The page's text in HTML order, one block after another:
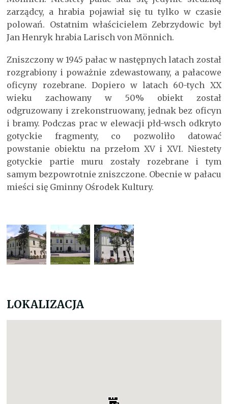
zarządcy, a hrabia pojawiał się tu tylko w czasie
polowań. Ostatnim właścicielem Zebrzydowic był
Jan Henryk hrabia Larisch von Mönnich.
Zniszczony w 1945 pałac w następnych latach został
rozgrabiony i poważnie zdewastowany, a pałacowe
oficyny rozebrane. Dopiero w latach 60-tych XX
wieku zachowany w 50% obiekt został
odgruzowany i zrekonstruowany, jednak bez oficyn
i bramy. Podczas prac w elewacji płd-wsch odkryto
gotyckie fragmenty, co pozwoliło datować
powstanie obiektu na przełom XV i XVI. Niestety
gotyckie partie muru zostały rozebrane i tym
samym bezpowrotnie zniszczone. Obecnie w pałacu
mieści się Gminny Ośrodek Kultury.
LOKALIZACJA